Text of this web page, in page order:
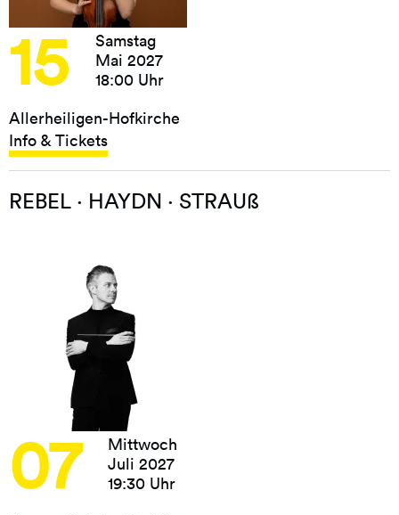
15
Samstag
Mai 2027
18:00 Uhr
Allerheiligen-Hofkirche
Info & Tickets
REBEL · HAYDN · STRAUß
07
Mittwoch
Juli 2027
19:30 Uhr